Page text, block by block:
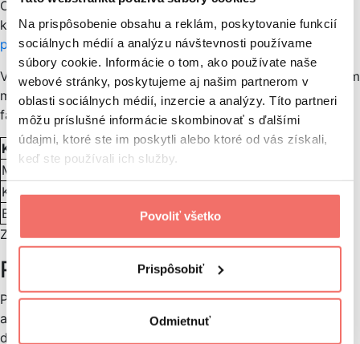
Na prispôsobenie obsahu a reklám, poskytovanie funkcií
sociálnych médií a analýzu návštevnosti používame
súbory cookie. Informácie o tom, ako používate naše
webové stránky, poskytujeme aj našim partnerom v
oblasti sociálnych médií, inzercie a analýzy. Títo partneri
môžu príslušné informácie skombinovať s ďalšími
údajmi, ktoré ste im poskytli alebo ktoré od vás získali,
keď ste používali ich služby.
Povoliť všetko
Prispôsobiť
Odmietnuť
O popularite reštaurácií McDonald’s hovoria aj čísla,
keďže v roku 2018 mal reťazec až37 855 aktívnych
pobočiekna celom svete. Najviac vo svojej histórii.
V duchu správneho SEO-čkára si, samozrejme, neodpustím
malé porovnanie mesačnej hľadanosti s ďalšími dvomi
fast-foodmi zameranými aj na burgre:
Kľúčové slovo Mesačná hľadanosť
McDonald
KFC
3 200
Burger King
Zdroj:marketingminer.com
Redizajn
Podobne ako napríklad Apple alebo Coca-Cola, tak
aj McDonald’s začínal s úplne odlišným logom ako majú
dnes. Prvý redizajn loga prišiel v roku 1948, kedy sa